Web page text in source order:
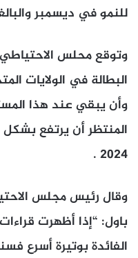
للنمو في ديسمبر والبالغة 4.0
وتوقع محلس
وأن يبقي عند هذا
2024 .
وقال رئيس مجلس
باول: “إذا أظهرت
الفائدة بوتيرة أسرع